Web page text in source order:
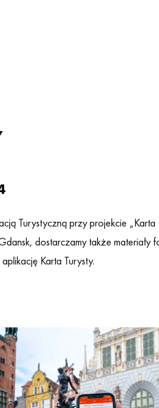
Turystyczną przy projekcie „Karta
dostarczamy także materiały
Karta Turysty.